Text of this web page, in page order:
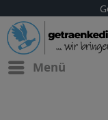
Menü